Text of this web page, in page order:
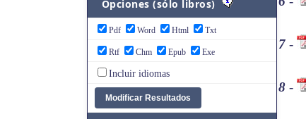
Opciones (sólo libros)
Pdf Word Html Txt
Rtf Chm Epub Exe
Incluir idiomas
7 -
8 -